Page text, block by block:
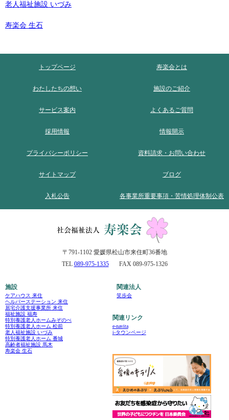
老人福祉施設 いづみ
寿楽会 生石
トップページ 寿楽会とは
わたしたちの想い 施設のご紹介
サービス案内 よくあるご質問
採用情報 情報開示
プライバシーポリシー 資料請求・お問い合わせ
サイトマップ ブログ
入札公告 各事業所重要事項・苦情処理体制公表
〒791-1102 愛媛県松山市来住町36番地
TEL 089-975-1335 FAX 089-975-1326
施設
ケアハウス 来住
ヘルパーステーション 来住
居宅介護支援事業所 来住
福祉施設 福寿
特別養護老人ホームみぞのべ
特別養護老人ホーム 松前
老人福祉施設 いづみ
特別養護老人ホーム 番城
高齢者福祉施設 馬木
寿楽会 生石
関連法人
笑歩会
関連リンク
e-navita
i-タウンページ